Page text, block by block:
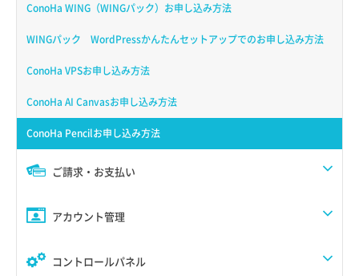
ConoHa WING（WINGパック）お申し込み方法
WINGパック WordPressかんたんセットアップでのお申し込み方法
ConoHa VPSお申し込み方法
ConoHa AI Canvasお申し込み方法
ConoHa Pencilお申し込み方法
ご請求・お支払い
アカウント管理
コントロールパネル